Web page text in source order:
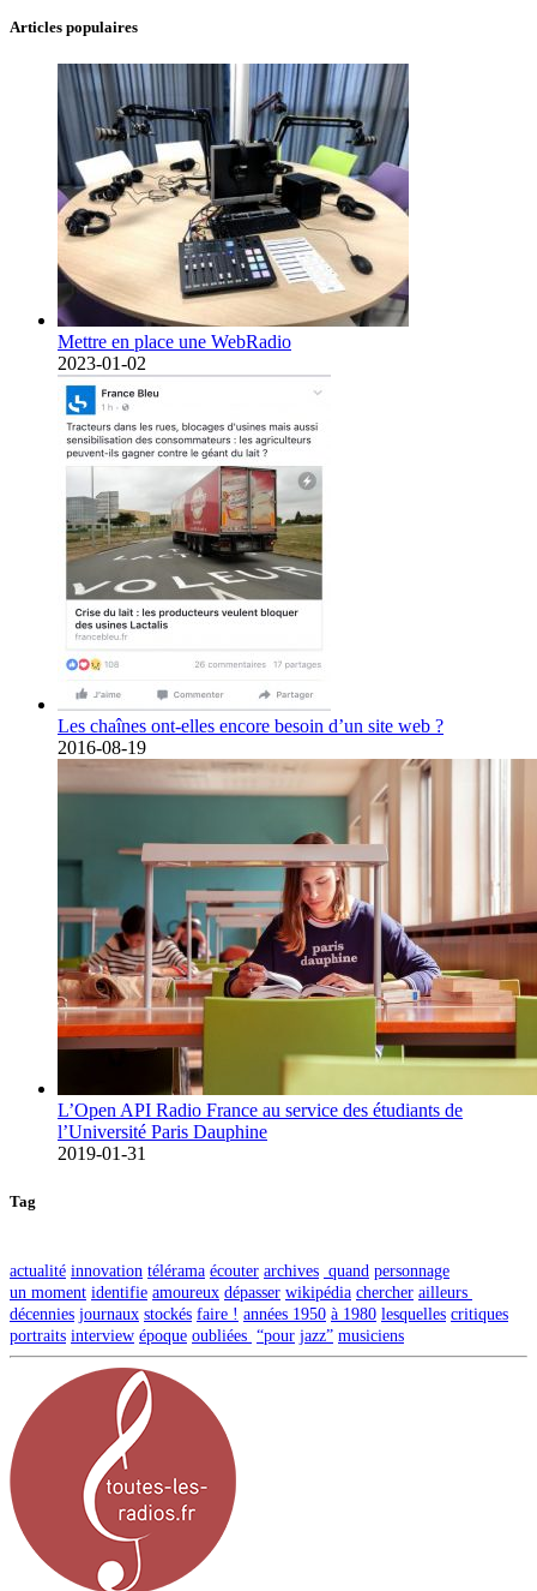
Articles populaires
Mettre en place une WebRadio
2023-01-02
Les chaînes ont-elles encore besoin d’un site web ?
2016-08-19
L’Open API Radio France au service des étudiants de
l’Université Paris Dauphine
2019-01-31
Tag
actualité innovation télérama écouter archives quand personnage
un moment identifie amoureux dépasser wikipédia chercher ailleurs
décennies journaux stockés faire ! années 1950 à 1980 lesquelles critiques
portraits interview époque oubliées “pour jazz” musiciens